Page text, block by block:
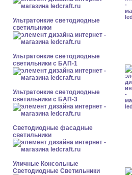
Ультратонкие светодиодные
светильники
Ультратонкие светодиодные
светильники с БАП-1
Ультратонкие светодиодные
светильники с БАП-3
Светодиодные фасадные
светильники
Уличные Консольные
Светодиодные Светильники